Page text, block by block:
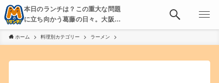
本日のランチは？この重大な問題
に立ち向かう葛藤の日々。大阪・
京都・神戸を中心とした食べ歩
き、飲み歩きを綴る。
ホーム 料理別カテゴリー ラーメン